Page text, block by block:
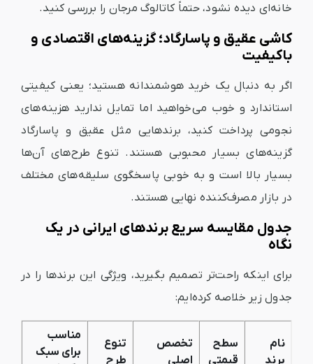
خانه‌ای دیده نشود، حتماً کاتالوگ مرجان را بررسی کنید.
کاشی عقیق و پاسارگاد؛ گزینه‌های اقتصادی و
باکیفیت
اگر به دنبال یک خرید هوشمندانه هستید؛ یعنی کیفیتی
استاندارد و خوب می‌خواهید اما تمایل ندارید هزینه‌های
نجومی پرداخت کنید، برندهایی مثل عقیق و پاسارگاد
گزینه‌های بسیار محبوبی هستند. تنوع طرح‌های آن‌ها
بسیار بالا است و به خوبی پاسخگوی سلیقه‌های مختلف
در بازار مصرف‌کننده نهایی هستند.
جدول مقایسه سریع برندهای ایرانی در یک
نگاه
برای اینکه راحت‌تر تصمیم بگیرید، ویژگی این برندها را در
جدول زیر خلاصه‌ کرده‌ایم:
نام
برند
سطح
قیمتی
تخصص
اصلی
تنوع
طرح
مناسب
برای سبک